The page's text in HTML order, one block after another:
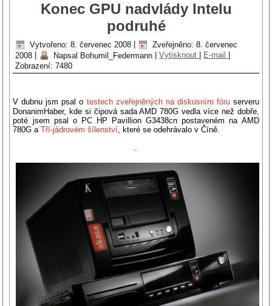
Konec GPU nadvlády Intelu
podruhé
Vytvořeno: 8. červenec 2008
Zveřejněno: 8. červenec
2008
Napsal Bohumil_Federmann |Vytisknout E-mail
Zobrazení: 7480
V dubnu jsm psal o testech zveřejněných na diskusním fóruserveru
DonanimHaber, kde si čipová sada AMD 780G vedla více než dobře,
poté jsem psal o PC HP Pavillion G3438cn postaveném na AMD
780G aTří-jádrovém šílenství, které se odehrávalo v Číně.